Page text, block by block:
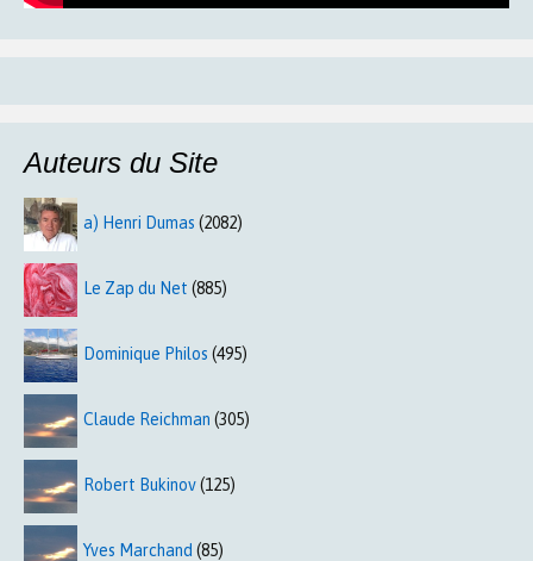
Auteurs du Site
a) Henri Dumas (2082)
Le Zap du Net (885)
Dominique Philos (495)
Claude Reichman (305)
Robert Bukinov(125)
Yves Marchand (85)